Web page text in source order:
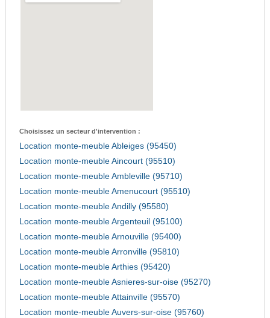
Choisissez un secteur d'intervention :
Location monte-meuble Ableiges (95450)
Location monte-meuble Aincourt (95510)
Location monte-meuble Ambleville (95710)
Location monte-meuble Amenucourt (95510)
Location monte-meuble Andilly (95580)
Location monte-meuble Argenteuil (95100)
Location monte-meuble Arnouville (95400)
Location monte-meuble Arronville (95810)
Location monte-meuble Arthies (95420)
Location monte-meuble Asnieres-sur-oise (95270)
Location monte-meuble Attainville (95570)
Location monte-meuble Auvers-sur-oise (95760)